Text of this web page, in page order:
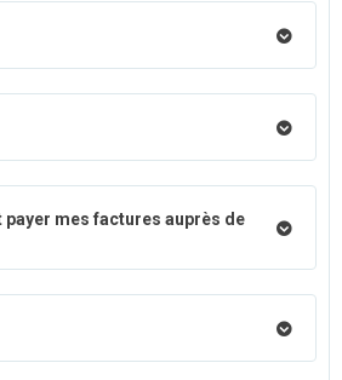
payer mes factures auprès de